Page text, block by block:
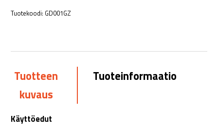
Tuotekoodi: GD001GZ
Tuotteen
kuvaus
Tuoteinformaatio
Käyttöedut